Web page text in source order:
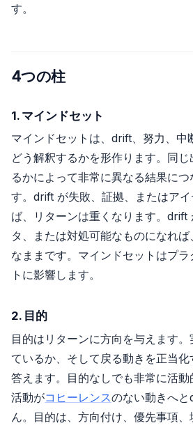
す。
4つの柱
1. マインドセット
マインドセットは、drift、努力、中
どう解釈するかを形作ります。同
るかによって非常に異なる結果に
す。drift が失敗、証拠、またはア
ば、リターンは重くなります。drift
タ、または対処可能なものになれ
なままです。マインドセットはプ
トに影響します。
2. 目的
目的はリターンに方向を与えます
ているか、そして戻る動きを正当
答えます。目的なしでも非常に活
活動がコヒーレンスのない動きへ
ん。目的は、方向付け、優先事項